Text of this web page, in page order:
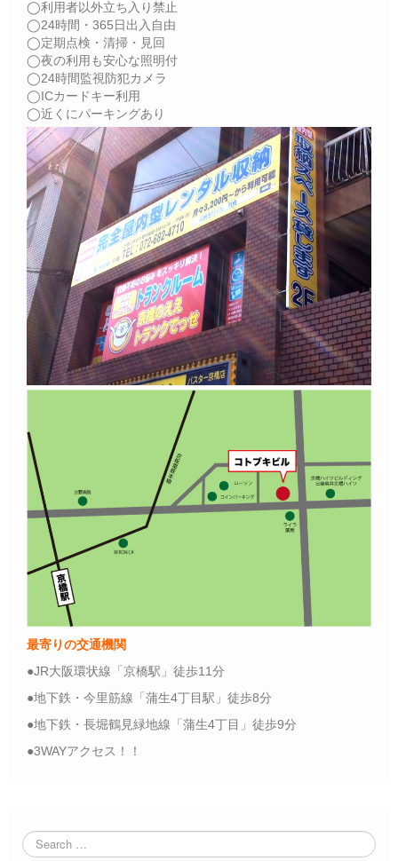
◯利用者以外立ち入り禁止
◯24時間・365日出入自由
◯定期点検・清掃・見回
◯夜の利用も安心な照明付
◯24時間監視防犯カメラ
◯ICカードキー利用
◯近くにパーキングあり
最寄りの交通機関
●JR大阪環状線「京橋駅」徒歩11分
●地下鉄・今里筋線「蒲生4丁目駅」徒歩8分
●地下鉄・長堀鶴見緑地線「蒲生4丁目」徒歩9分
●3WAYアクセス！！